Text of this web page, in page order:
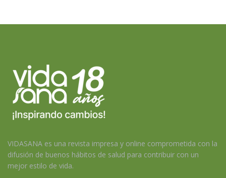
VIDASANA es una revista impresa y online comprometida con la
difusión de buenos hábitos de salud para contribuir con un
mejor estilo de vida.